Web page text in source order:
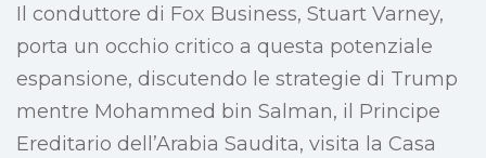
Il conduttore di Fox Business, Stuart Varney,
porta un occhio critico a questa potenziale
espansione, discutendo le strategie di Trump
mentre Mohammed bin Salman, il Principe
Ereditario dell’Arabia Saudita, visita la Casa